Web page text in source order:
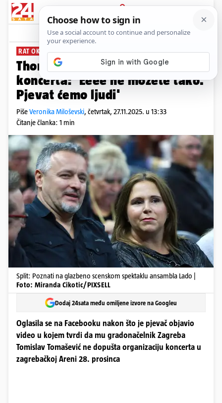
PRIJAVA
News Komentari
RAT OKO KONCERTA
Thompsonova supruga o zabrani
koncerta: 'Eeee ne možete tako.
Pjevat ćemo ljudi'
PišeVeronika Miloševski, četvrtak, 27.11.2025. u 13:33
Čitanje članka: 1 min
Split: Poznati na glazbeno scenskom spektaklu ansambla Lado |
Foto: Miranda Cikotic/PIXSELL
Dodaj 24sata među omiljene izvore na Googleu
Oglasila se na Facebooku nakon što je pjevač objavio
video u kojem tvrdi da mu gradonačelnik Zagreba
Tomislav Tomašević ne dopušta organizaciju koncerta u
zagrebačkoj Areni 28. prosinca